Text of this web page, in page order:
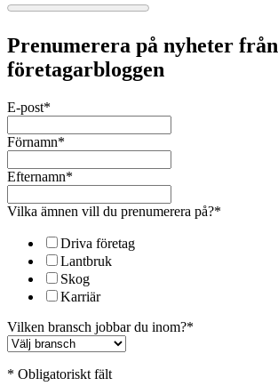
Prenumerera på nyheter från
företagarbloggen
E-post*
Förnamn*
Efternamn*
Vilka ämnen vill du prenumerera på?*
Driva företag
Lantbruk
Skog
Karriär
Vilken bransch jobbar du inom?*
* Obligatoriskt fält